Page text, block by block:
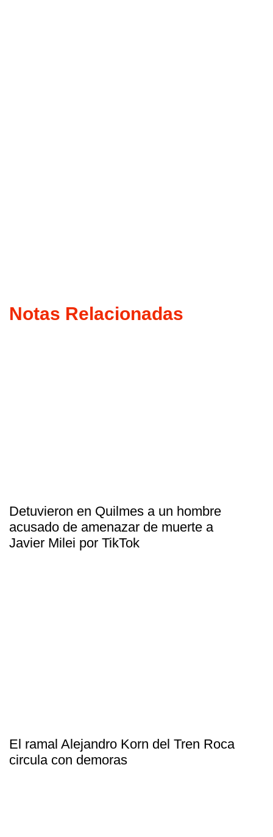
Notas Relacionadas
Detuvieron en Quilmes a un hombre
acusado de amenazar de muerte a
Javier Milei por TikTok
El ramal Alejandro Korn del Tren Roca
circula con demoras